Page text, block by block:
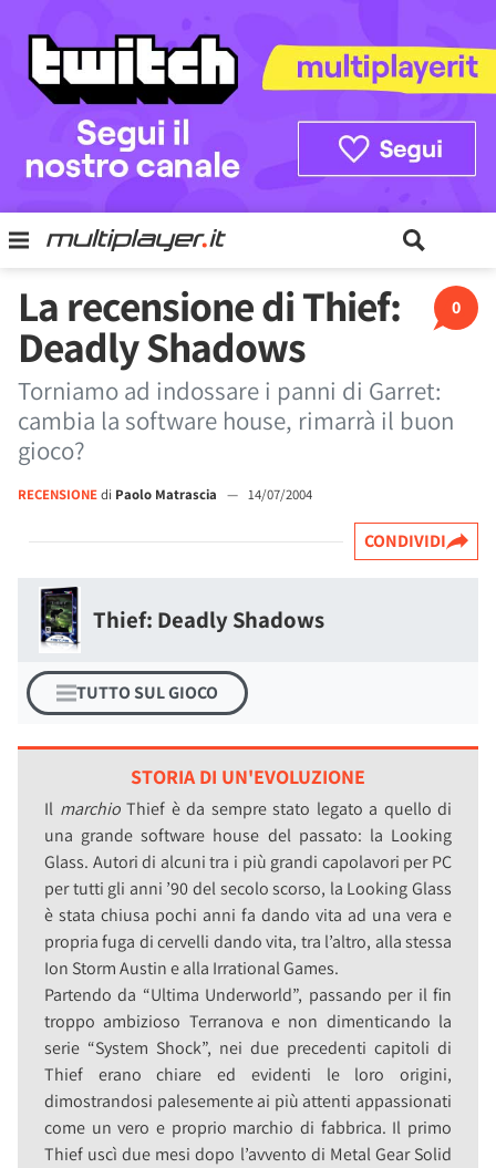
0
La recensione di Thief:
Deadly Shadows
Torniamo ad indossare i panni di Garret:
cambia la software house, rimarrà il buon
gioco?
RECENSIONEdi Paolo Matrascia — 14/07/2004
CONDIVIDI
Thief: Deadly Shadows
TUTTO SUL GIOCO
STORIA DI UN'EVOLUZIONE
Il marchioThief è da sempre stato legato a quello di
una grande software house del passato: la Looking
Glass. Autori di alcuni tra i più grandi capolavori per PC
per tutti gli anni ’90 del secolo scorso, la Looking Glass
è stata chiusa pochi anni fa dando vita ad una vera e
propria fuga di cervelli dando vita, tra l’altro, alla stessa
Ion Storm Austin e alla Irrational Games.
Partendo da “Ultima Underworld”, passando per il fin
troppo ambizioso Terranova e non dimenticando la
serie “System Shock”, nei due precedenti capitoli di
Thief erano chiare ed evidenti le loro origini,
dimostrandosi palesemente ai più attenti appassionati
come un vero e proprio marchio di fabbrica. Il primo
Thief uscì due mesi dopo l’avvento di Metal Gear Solid